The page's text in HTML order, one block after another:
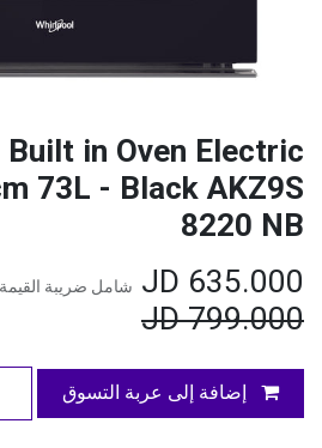
in Oven Electric
73L - Black AKZ9S
8220 NB
635.000
شامل ضريبة
799.000
JD
إضافة إلى عربة التسوق